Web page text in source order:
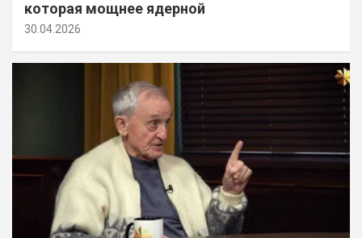
которая мощнее ядерной
30.04.2026